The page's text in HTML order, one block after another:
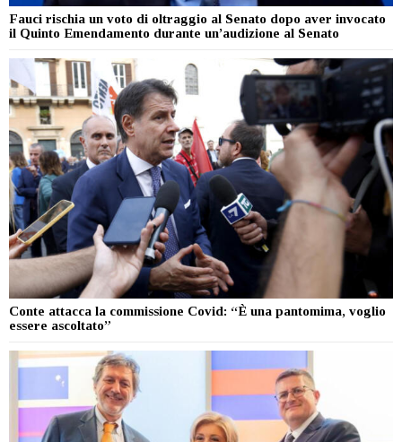
Fauci rischia un voto di oltraggio al Senato dopo aver invocato
il Quinto Emendamento durante un’audizione al Senato
Conte attacca la commissione Covid: “È una pantomima, voglio
essere ascoltato”